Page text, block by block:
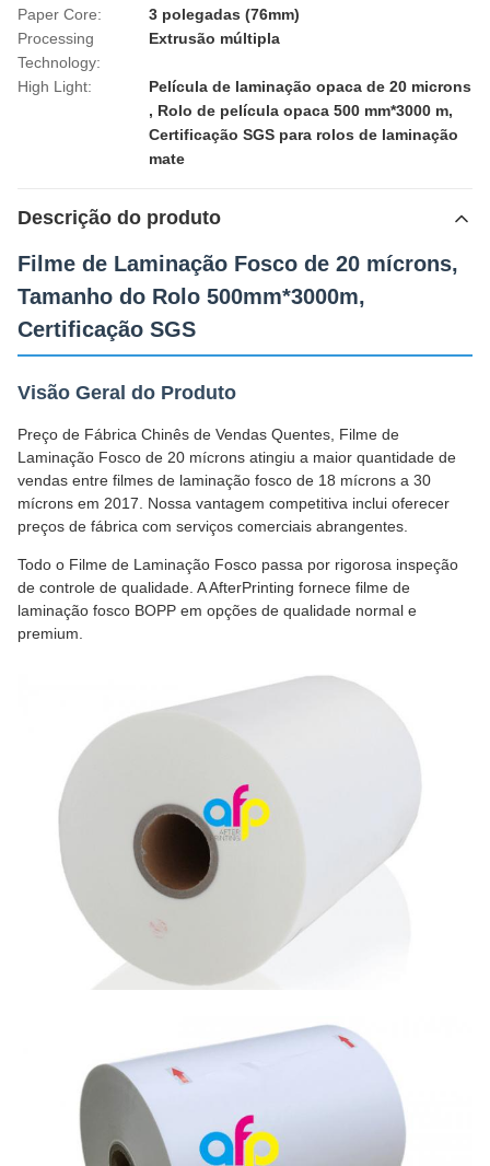
Paper Core:
3 polegadas (76mm)
Processing
Technology:
Extrusão múltipla
High Light:
Película de laminação opaca de 20 microns
, Rolo de película opaca 500 mm*3000 m,
Certificação SGS para rolos de laminação
mate
Descrição do produto
Filme de Laminação Fosco de 20 mícrons,
Tamanho do Rolo 500mm*3000m,
Certificação SGS
Visão Geral do Produto
Preço de Fábrica Chinês de Vendas Quentes, Filme de
Laminação Fosco de 20 mícrons atingiu a maior quantidade de
vendas entre filmes de laminação fosco de 18 mícrons a 30
mícrons em 2017. Nossa vantagem competitiva inclui oferecer
preços de fábrica com serviços comerciais abrangentes.
Todo o Filme de Laminação Fosco passa por rigorosa inspeção
de controle de qualidade. A AfterPrinting fornece filme de
laminação fosco BOPP em opções de qualidade normal e
premium.